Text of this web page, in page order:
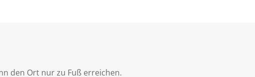
den Ort nur zu Fuß erreichen.